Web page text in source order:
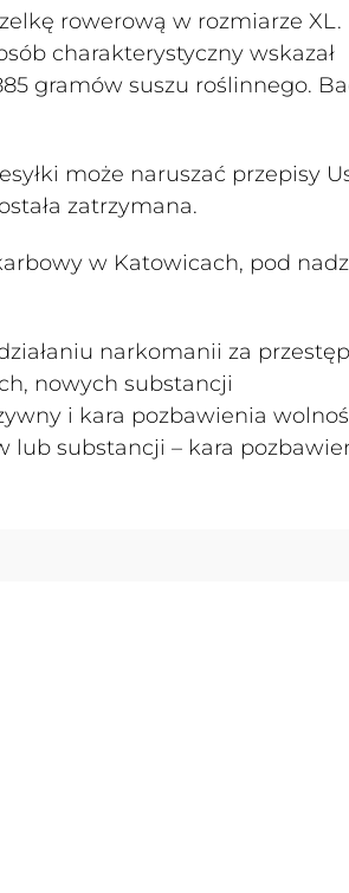
rowerową w rozmiarze XL.
charakterystyczny wskazał
gramów suszu roślinnego.
może naruszać przepisy
zatrzymana.
w Katowicach, pod
narkomanii za
nowych substancji
i kara pozbawienia
lub substancji – kara